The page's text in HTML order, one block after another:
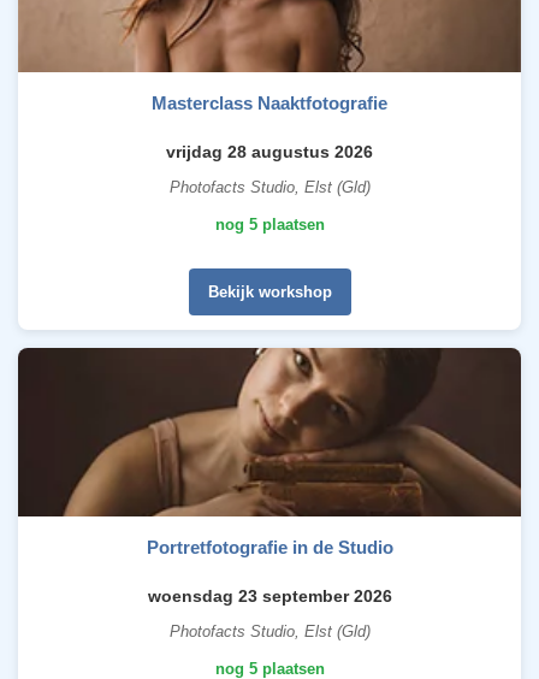
Masterclass Naaktfotografie
vrijdag 28 augustus 2026
Photofacts Studio, Elst (Gld)
nog 5 plaatsen
Bekijk workshop
Portretfotografie in de Studio
woensdag 23 september 2026
Photofacts Studio, Elst (Gld)
nog 5 plaatsen